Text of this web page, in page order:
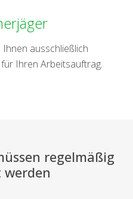
ausschließlich
Ihren Arbeitsauftrag.
regelmäßig